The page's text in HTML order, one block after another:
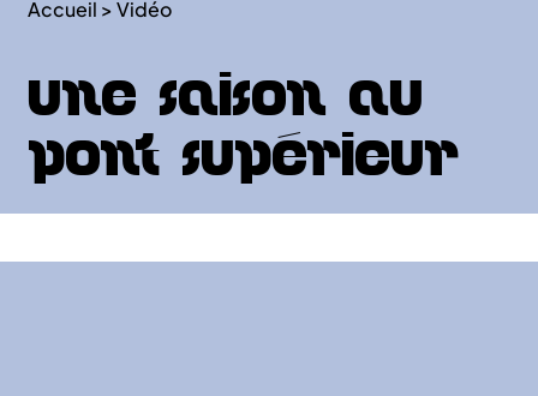
Accueil >Vidéo
Une saison au
Pont Supérieur